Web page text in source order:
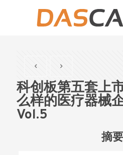
科创板第五套上
么样的医疗器械
Vol.5
摘要